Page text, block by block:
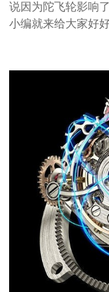
说因为陀飞轮影响
小编就来给大家好